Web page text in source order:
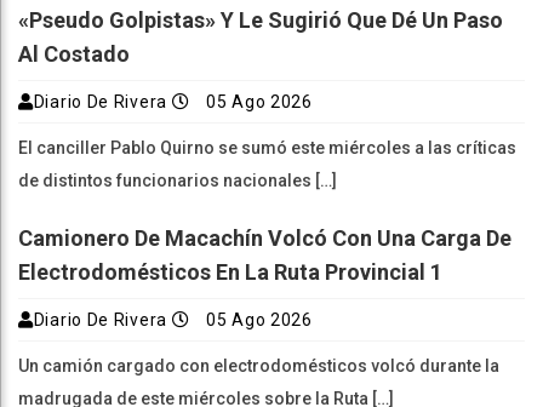
«pseudo Golpistas» Y Le Sugirió Que Dé Un Paso
Al Costado
Diario De Rivera 05 Ago 2026
El canciller Pablo Quirno se sumó este miércoles a las críticas
de distintos funcionarios nacionales […]
Camionero De Macachín Volcó Con Una Carga De
Electrodomésticos En La Ruta Provincial 1
Diario De Rivera 05 Ago 2026
Un camión cargado con electrodomésticos volcó durante la
madrugada de este miércoles sobre la Ruta […]